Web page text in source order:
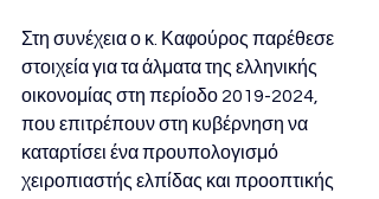
Στη συνέχεια ο κ. Καφούρος παρέθεσε
στοιχεία για τα άλματα της ελληνικής
οικονομίας στη περίοδο 2019-2024,
που επιτρέπουν στη κυβέρνηση να
καταρτίσει ένα προυπολογισμό
χειροπιαστής ελπίδας και προοπτικής